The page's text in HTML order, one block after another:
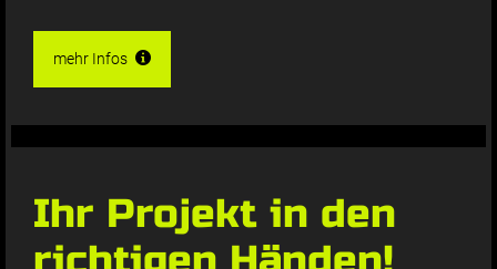
mehr Infos
Ihr Projekt in den